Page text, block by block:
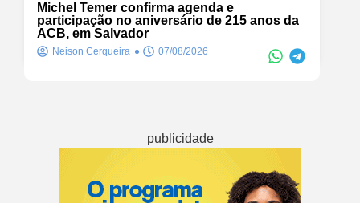
Michel Temer confirma agenda e
participação no aniversário de 215 anos da
ACB, em Salvador
Neison Cerqueira 07/08/2026
publicidade